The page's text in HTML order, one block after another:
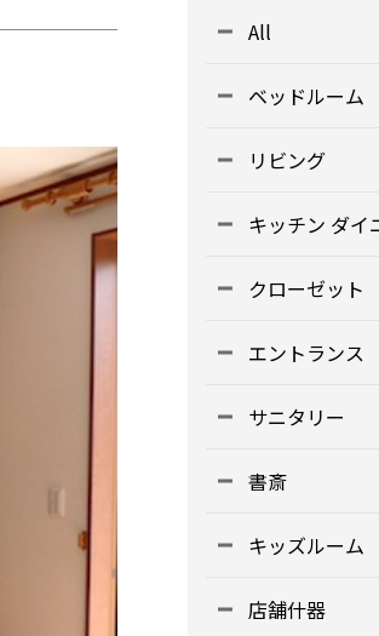
All
ベッドルーム
リビング
キッチン ダイ
クローゼット
エントランス
サニタリー
書斎
キッズルーム
店舗什器